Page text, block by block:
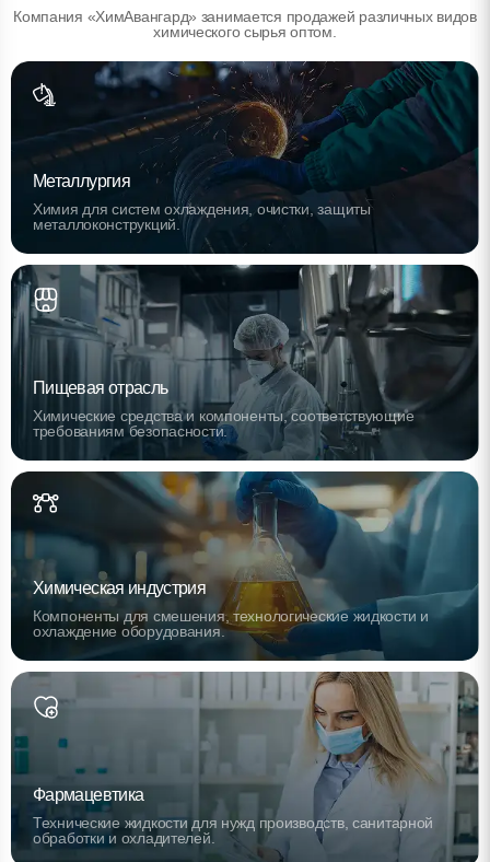
Компания «ХимАвангард» занимается продажей различных видов
химического сырья оптом.
Металлургия
Химия для систем охлаждения, очистки, защиты
металлоконструкций.
Пищевая отрасль
Химические средства и компоненты, соответствующие
требованиям безопасности.
Химическая индустрия
Компоненты для смешения, технологические жидкости и
охлаждение оборудования.
Фармацевтика
Технические жидкости для нужд производств, санитарной
обработки и охладителей.